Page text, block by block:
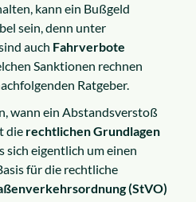
kann ein Bußgeld
sein, denn unter
auch Fahrverbote
Sanktionen rechnen
Ratgeber.
wann ein Abstandsverstoß
die rechtlichen Grundlagen
sich eigentlich um einen
für die rechtliche
(StVO)